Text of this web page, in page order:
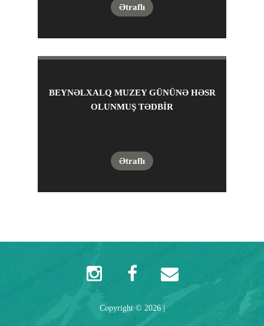
Ətraflı
BEYNƏLXALQ MUZEY GÜNÜNƏ HƏSR
OLUNMUŞ TƏDBIR
Ətraflı
Copyright © 2026|